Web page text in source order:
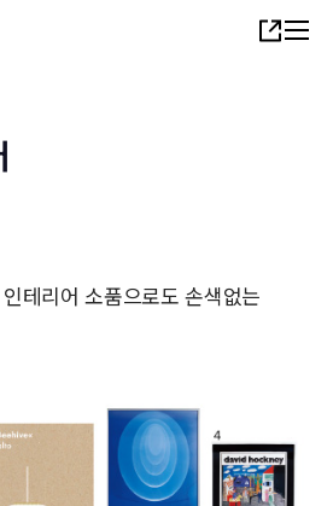
Share
테리어 소품으로도 손색없는